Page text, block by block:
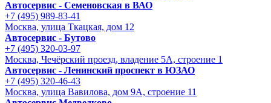
Автосервис - Семеновская в ВАО
+7 (495) 989-83-41
Москва, улица Ткацкая, дом 12
Автосервис - Бутово
+7 (495) 320-03-97
Москва, Чечёрский проезд, владение 5А, строение 1
Автосервис - Ленинский проспект в ЮЗАО
+7 (495) 320-46-43
Москва, улица Вавилова, дом 9A, строение 11